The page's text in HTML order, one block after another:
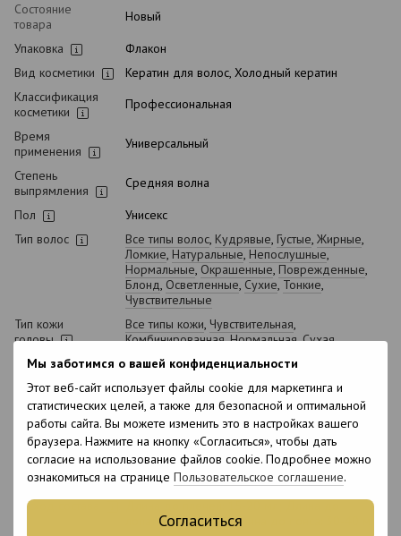
Мы заботимся о вашей конфиденциальности
Этот веб-сайт использует файлы cookie для маркетинга и
статистических целей, а также для безопасной и оптимальной
работы сайта. Вы можете изменить это в настройках вашего
браузера. Нажмите на кнопку «Согласиться», чтобы дать
согласие на использование файлов cookie. Подробнее можно
ознакомиться на странице Пользовательское соглашение.
Согласиться
Состояние
товара
Новый
Упаковка
Флакон
Вид косметики
Кератин для волос, Холодный кератин
Классификация
косметики
Профессиональная
Время
применения
Универсальный
Степень
выпрямления
Средняя волна
Пол
Унисекс
Тип волос
Все типы волос, Кудрявые, Густые, Жирные,
Ломкие, Натуральные, Непослушные,
Нормальные, Окрашенные, Поврежденные,
Блонд, Осветленные, Сухие, Тонкие,
Чувствительные
Тип кожи
головы
Все типы кожи, Чувствительная,
Комбинированная,Нормальная,Сухая
Назначение
Выпрямление,Питание,Разглаживание
Возраст
18+
Подходит для
беременных
Срок хранения в
открытом виде
12 месяцев
Расход состава
лопаток: 20-30 мл; Длина до пояса: 30-40 мл